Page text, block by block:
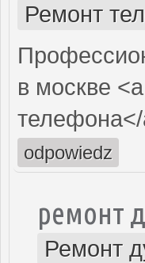
Ремонт
в москве
odpowiedz
ремонт
Ремонт